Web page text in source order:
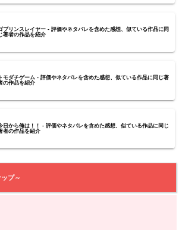
ブリンスレイヤー - 評価やネタバレを含めた感想、似ている作品に同
著者の作品を紹介
トモダチゲーム - 評価やネタバレを含めた感想、似ている作品に同じ著
の作品を紹介
日から俺は！！ - 評価やネタバレを含めた感想、似ている作品に同じ
者の作品を紹介
プ～